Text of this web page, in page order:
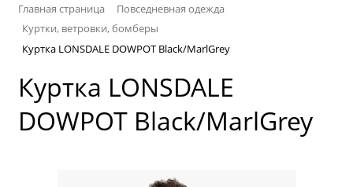
Главная страница
Повседневная одежда
Куртки, ветровки, бомберы
Куртка LONSDALE DOWPOT Black/MarlGrey
Куртка LONSDALE
DOWPOT Black/MarlGrey